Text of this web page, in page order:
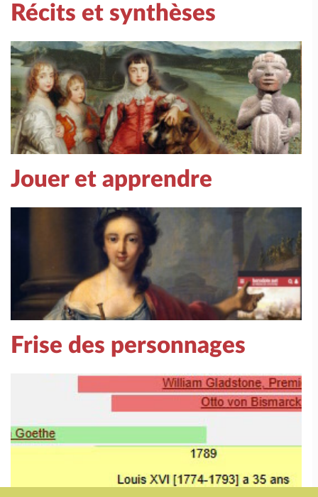
Récits et synthèses
Jouer et apprendre
Frise des personnages